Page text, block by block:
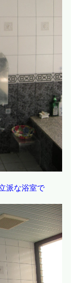
派な浴室で